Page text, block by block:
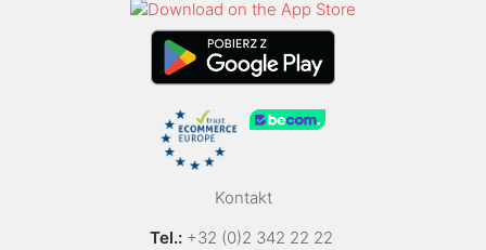
Kontakt
Tel.: +32 (0)2 342 22 22